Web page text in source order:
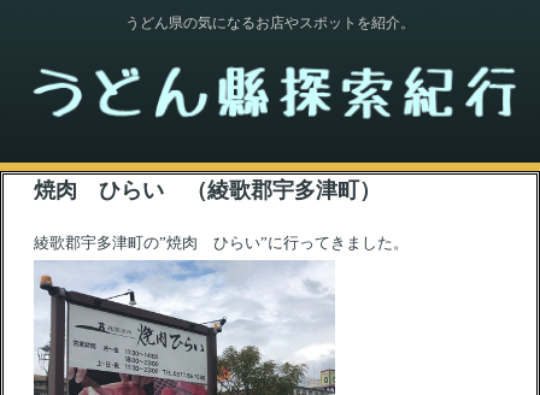
うどん県の気になるお店やスポットを紹介。
焼肉 ひらい （綾歌郡宇多津町）
綾歌郡宇多津町の”焼肉 ひらい”に行ってきました。